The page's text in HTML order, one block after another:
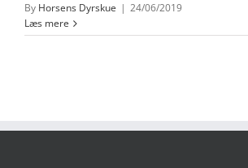
By Horsens Dyrskue | 24/06/2019
Læs mere